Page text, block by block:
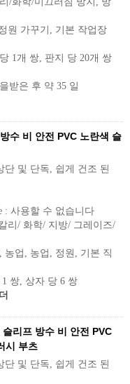
원 가꾸기, 기본 작업장
1개 쌍, 판지 당 20개 쌍
받은 후 약 35 일
수 비 안전 PVC 노란색 슬
단 및 단독, 쉽게 건조 된
: 사용할 수 없습니다
리/ 화학/ 지방/ 그레이즈/
농업, 농업, 정원, 기본 직
쌍, 상자 당 6 쌍
더
리프 방수 비 안전 PVC
시 부츠
단 및 단독, 쉽게 건조 된